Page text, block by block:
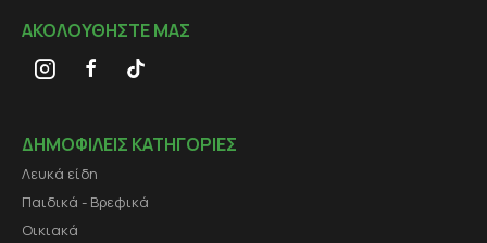
ΑΚΟΛΟΥΘΗΣΤΕ ΜΑΣ
ΔΗΜΟΦΙΛΕΙΣ ΚΑΤΗΓΟΡΙΕΣ
Λευκά είδη
Παιδικά - Βρεφικά
Οικιακά